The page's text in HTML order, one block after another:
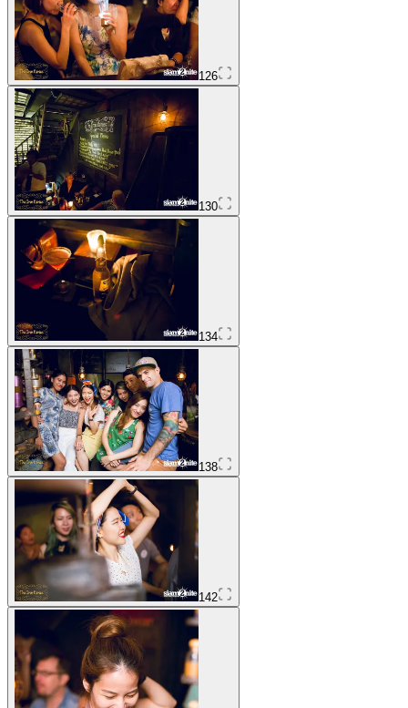
126
130
134
138
142